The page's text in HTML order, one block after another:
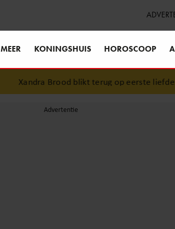
MEER KONINGSHUIS HOROSCOOP
Xandra Brood blikt terug op eerste